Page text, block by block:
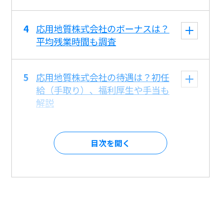
応用地質株式会社のボーナスは？
平均残業時間も調査
応用地質株式会社の待遇は？初任
給（手取り）、福利厚生や手当も
解説
目次を